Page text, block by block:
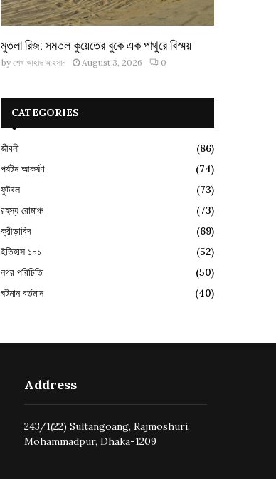
মুতলা রিজ: সমতল কুয়েতের বুকে এক পাথুরে বিস্ময়
by শেখ আহাদ আহসান August 3, 2026 0
CATEGORIES
জীবনী
(86)
পর্যটন আকর্ষণ
(74)
ফুটবল
(73)
রহস্য রোমাঞ্চ
(73)
ক্রীড়াবিদ
(69)
ইতিহাস ১০১
(52)
নগর পরিচিতি
(50)
ঘটমান বর্তমান
(40)
Address
243/1(22) Sultangoang, Rajmoshuri,
Mohammadpur, Dhaka-1209